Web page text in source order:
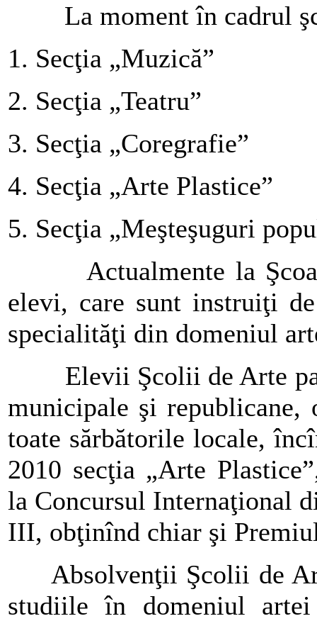
La moment în cadrul
1. Secţia „Muzică”
2. Secţia „Teatru”
3. Secţia „Coregrafie”
4. Secţia „Arte Plastice”
5. Secţia „Meşteşuguri
Actualmente la
elevi, care sunt instruiţi
specialităţi din domeniul
Elevii Şcolii de Arte
municipale şi
toate sărbătorile locale,
2010 secţia „Arte
la Concursul Internaţional
III, obţinînd chiar şi
Absolvenţii Şcolii de
studiile în domeniul